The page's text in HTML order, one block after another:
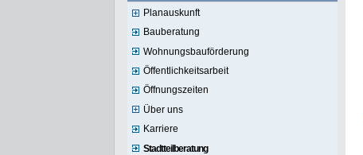
Planauskunft
Bauberatung
Wohnungsbauförderung
Öffentlichkeitsarbeit
Öffnungszeiten
Über uns
Karriere
Stadtteilberatung